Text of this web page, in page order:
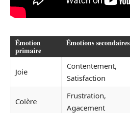
Émotion
primaire
Émotions secondaires
Joie
Contentement,
Satisfaction
Colère
Frustration,
Agacement